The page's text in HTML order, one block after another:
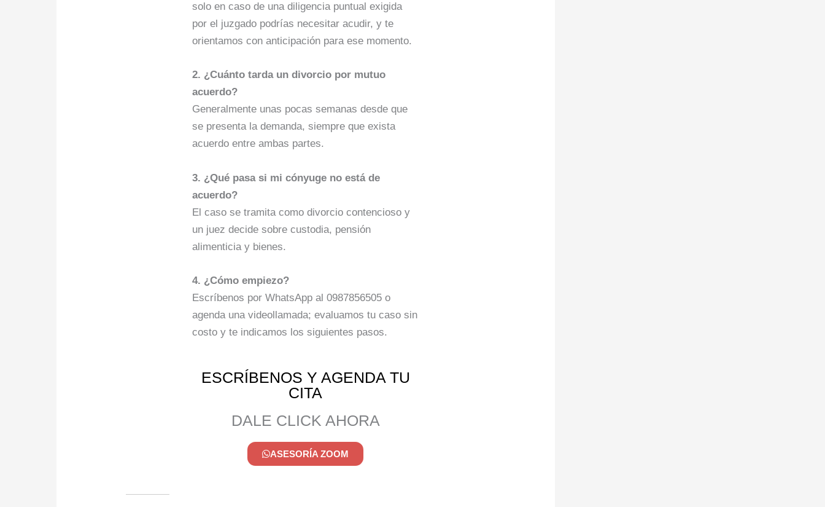
solo en caso de una diligencia puntual exigida
por el juzgado podrías necesitar acudir, y te
orientamos con anticipación para ese momento.
2. ¿Cuánto tarda un divorcio por mutuo
acuerdo?
Generalmente unas pocas semanas desde que
se presenta la demanda, siempre que exista
acuerdo entre ambas partes.
3. ¿Qué pasa si mi cónyuge no está de
acuerdo?
El caso se tramita como divorcio contencioso y
un juez decide sobre custodia, pensión
alimenticia y bienes.
4. ¿Cómo empiezo?
Escríbenos por WhatsApp al 0987856505 o
agenda una videollamada; evaluamos tu caso sin
costo y te indicamos los siguientes pasos.
ESCRÍBENOS Y AGENDA TU
CITA
DALE CLICK AHORA
ASESORÍA ZOOM